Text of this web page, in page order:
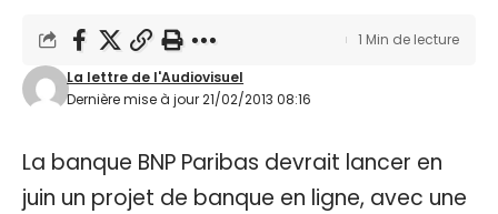
Dernière mise à jour 21/02/2013 08:16
La lettre de l'Audiovisuel
1 Min de lecture
La banque BNP Paribas devrait lancer en
juin un projet de banque en ligne, avec une